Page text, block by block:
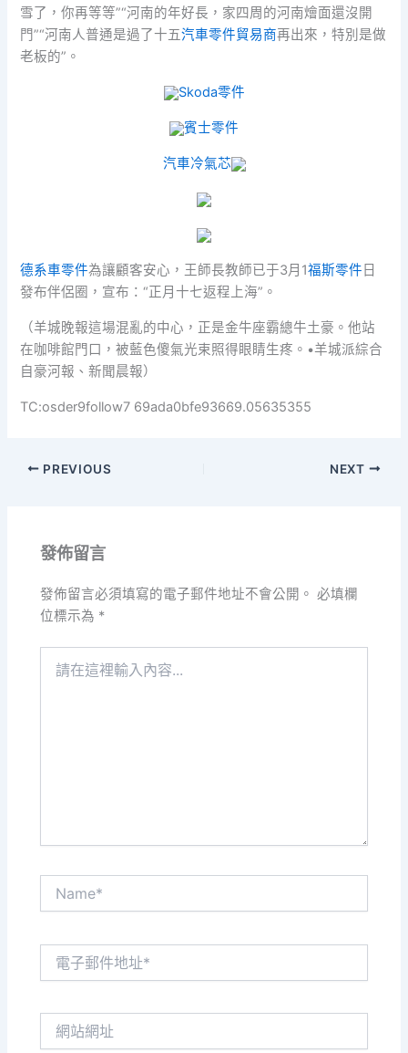
雪了，你再等等”“河南的年好長，家四周的河南燴面還沒開
門”“河南人普通是過了十五汽車零件貿易商再出來，特別是做
老板的”。
Skoda零件
賓士零件
汽車冷氣芯
德系車零件為讓顧客安心，王師長教師已于3月1福斯零件 日
發布伴侶圈，宣布：“正月十七返程上海”。
（羊城晚報這場混亂的中心，正是金牛座霸總牛土豪。他站
在咖啡館門口，被藍色傻氣光束照得眼睛生疼。•羊城派綜合
自豪河報、新聞晨報）
TC:osder9follow7 69ada0bfe93669.05635355
PREVIOUS NEXT
發佈留言
發佈留言必須填寫的電子郵件地址不會公開。 必填欄
位標示為 *